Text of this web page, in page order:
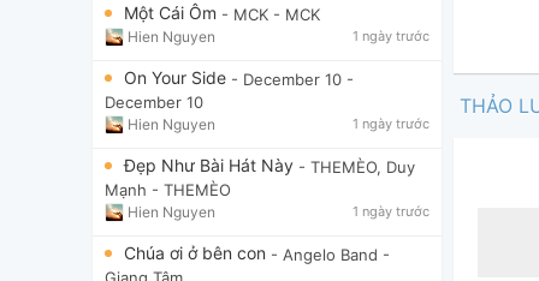
Một Cái Ôm - MCK - MCK
Hien Nguyen 1 ngày trước
On Your Side - December 10 -
December 10
Hien Nguyen 1 ngày trước
Đẹp Như Bài Hát Này - THEMÈO, Duy
Mạnh - THEMÈO
Hien Nguyen 1 ngày trước
Chúa ơi ở bên con - Angelo Band -
THẢO